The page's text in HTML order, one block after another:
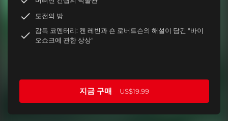
도전의 방
감독 코멘터리: 켄 레빈과 숀 로버트슨의 해설이 담긴 "바이
오쇼크에 관한 상상"
지금 구매 US$19.99